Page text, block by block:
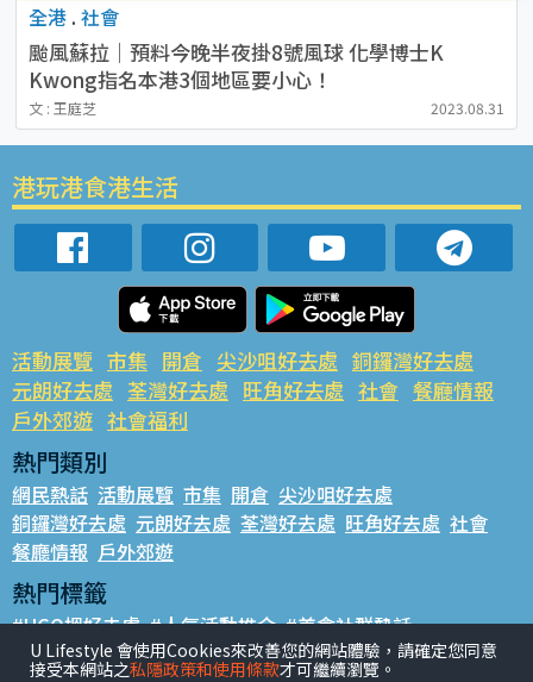
全港 . 社會
颱風蘇拉｜預料今晚半夜掛8號風球 化學博士K
Kwong指名本港3個地區要小心！
文 : 王庭芝 2023.08.31
港玩港食港生活
活動展覽 市集 開倉 尖沙咀好去處 銅鑼灣好去處
元朗好去處 荃灣好去處 旺角好去處 社會 餐廳情報
戶外郊遊 社會福利
熱門類別
網民熱話 活動展覽 市集 開倉 尖沙咀好去處
銅鑼灣好去處 元朗好去處 荃灣好去處 旺角好去處 社會
餐廳情報 戶外郊遊
熱門標籤
#UGO搵好去處 #人氣活動推介 #美食社群熱話
#親子玩樂好去處 #ULifestyle應用程式 #限時搶
U Lifestyle 會使用Cookies來改善您的網站體驗，請確定您同意
接受本網站之私隱政策和使用條款才可繼續瀏覽。